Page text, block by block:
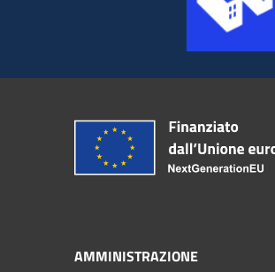
AMMINISTRAZIONE